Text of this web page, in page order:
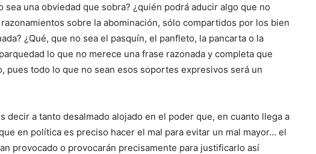
sea una obviedad que sobra? ¿quién podrá aducir algo que no
sobre la abominación, sólo compartidos por los bien
¿Qué, que no sea el pasquín, el panfleto, la pancarta o la
lo que no merece una frase razonada y completa que
pues todo lo que no sean esos soportes expresivos será un
decir a tanto desalmado alojado en el poder que, en cuanto llega a
en política es preciso hacer el mal para evitar un mal mayor… el
provocado o provocarán precisamente para justificarlo así